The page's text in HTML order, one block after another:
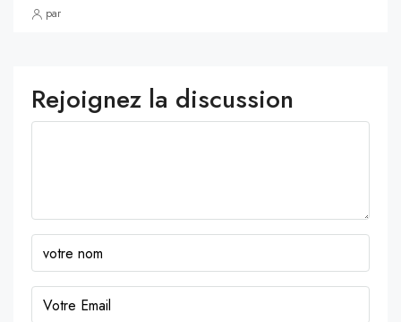
par
Rejoignez la discussion